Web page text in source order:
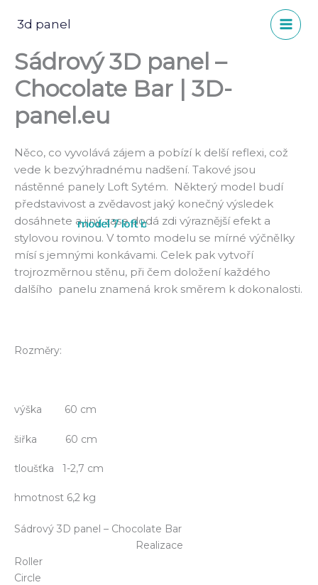
3d panel
Sádrový 3D panel –
Chocolate Bar | 3D-
panel.eu
Něco, co vyvolává zájem a pobízí k delší reflexi, což
vede k bezvýhradnému nadšení. Takové jsou
nástěnné panely Loft Sytém. Některý model budí
představivost a zvědavost jaký konečný výsledek
dosáhnete a jiný zase dodá zdi výraznější efekt a
stylovou rovinou. V tomto modelu se mírné výčnělky
mísí s jemnými konkávami. Celek pak vytvoří
trojrozměrnou stěnu, při čem doložení každého
dalšího panelu znamená krok směrem k dokonalosti.
Rozměry:
výška 60 cm
šiřka 60 cm
tloušťka 1-2,7 cm
hmotnost 6,2 kg
Sádrový 3D panel – Chocolate Bar
Realizace
Roller
Circle
model 7 loft c
model 7 loft b